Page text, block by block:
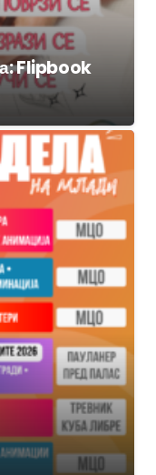
Flipbook